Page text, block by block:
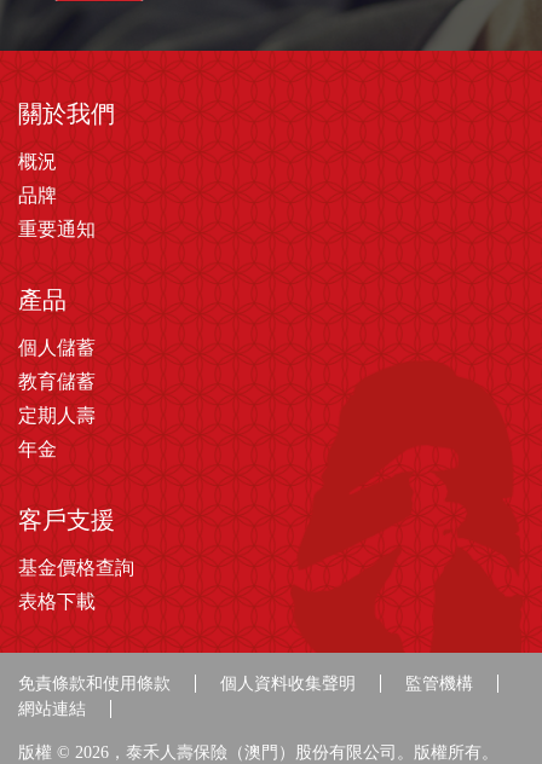
關於我們
概況
品牌
重要通知
產品
個人儲蓄
教育儲蓄
定期人壽
年金
客戶支援
基金價格查詢
表格下載
免責條款和使用條款 個人資料收集聲明
監管機構
網站連結
版權 © 2026，泰禾人壽保險（澳門）股份有限公司。版權所有。